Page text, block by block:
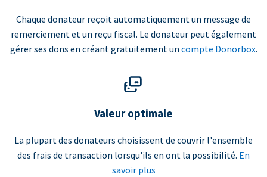
Chaque donateur reçoit automatiquement un message de
remerciement et un reçu fiscal. Le donateur peut également
gérer ses dons en créant gratuitement un compte Donorbox.
Valeur optimale
La plupart des donateurs choisissent de couvrir l'ensemble
des frais de transaction lorsqu'ils en ont la possibilité. En
savoir plus